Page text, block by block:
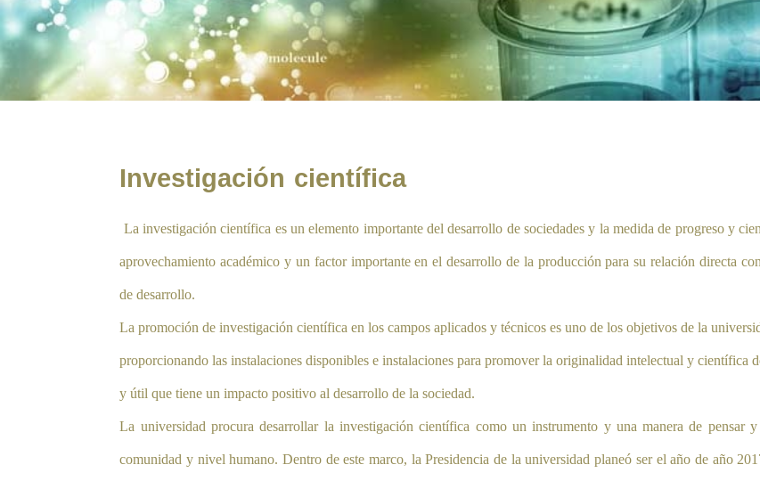
Investigación científica
La investigación científica es un elemento importante del desarrollo de sociedades y la medida de progreso y
aprovechamiento académico y un factor importante en el desarrollo de la producción para su relación directa
de desarrollo.
La promoción de investigación científica en los campos aplicados y técnicos es uno de los objetivos de la
proporcionando las instalaciones disponibles e instalaciones para promover la originalidad intelectual y científica
y útil que tiene un impacto positivo al desarrollo de la sociedad.
La universidad procura desarrollar la investigación científica como un instrumento y una manera de pensar
comunidad y nivel humano. Dentro de este marco, la Presidencia de la universidad planeó ser el año de año